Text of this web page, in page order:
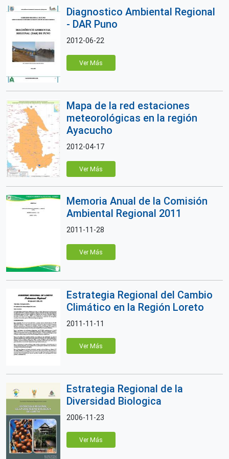
Diagnostico Ambiental Regional
- DAR Puno
2012-06-22
Ver Más
Mapa de la red estaciones
meteorológicas en la región
Ayacucho
2012-04-17
Ver Más
Memoria Anual de la Comisión
Ambiental Regional 2011
2011-11-28
Ver Más
Estrategia Regional del Cambio
Climático en la Región Loreto
2011-11-11
Ver Más
Estrategia Regional de la
Diversidad Biologica
2006-11-23
Ver Más